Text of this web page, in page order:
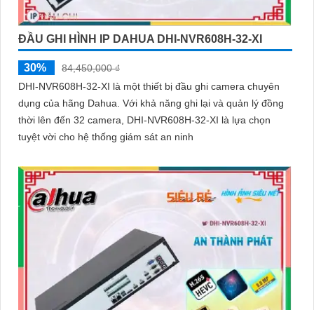
ĐẦU GHI HÌNH IP DAHUA DHI-NVR608H-32-XI
30%
84,450,000 ₫
DHI-NVR608H-32-XI là một thiết bị đầu ghi camera chuyên
dụng của hãng Dahua. Với khả năng ghi lại và quản lý đồng
thời lên đến 32 camera, DHI-NVR608H-32-XI là lựa chọn
tuyệt vời cho hệ thống giám sát an ninh